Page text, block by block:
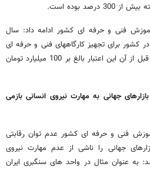
بوده است.
فنی و حرفه ای کشور ادامه داد: سال
تومان در کشور برای تجهیز کارگاههای فنی و حرفه ای
در نظر گرفته شد در حالی که سال قبل از آن این اعتبار بالغ بر 100 میلیارد تومان
جهانی به مهارت نیروی انسانی بازمی
فنی و حرفه ای کشور عدم توان رقابتی
جهانی را ناشی از عدم مهارت نیروی
به عنوان مثال در واحد های سنگبری ایران